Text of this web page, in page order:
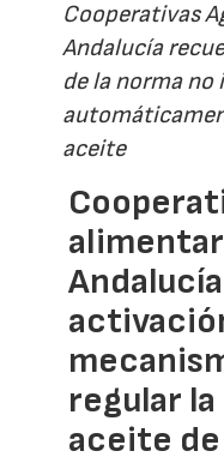
Cooperativas
Andalucía
de la norma
aceite
regular
aceite